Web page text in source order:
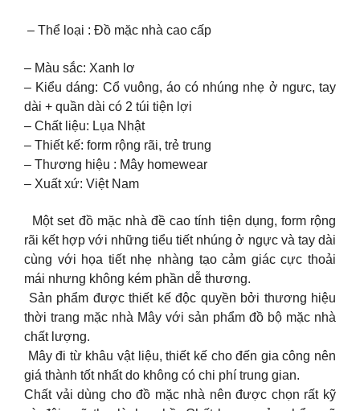
– Thể loại : Đồ mặc nhà cao cấp
– Màu sắc: Xanh lơ
– Kiểu dáng: Cổ vuông, áo có nhúng nhẹ ở ngưc, tay
dài + quần dài có 2 túi tiện lợi
– Chất liệu: Lụa Nhật
– Thiết kế: form rộng rãi, trẻ trung
– Thương hiệu : Mây homewear
– Xuất xứ: Việt Nam
Một set đồ mặc nhà đề cao tính tiện dụng, form rộng
rãi kết hợp với những tiểu tiết nhúng ở ngực và tay dài
cùng với họa tiết nhẹ nhàng tạo cảm giác cực thoải
mái nhưng không kém phần dễ thương.
Sản phẩm được thiết kế độc quyền bởi thương hiệu
thời trang mặc nhà Mây với sản phẩm đồ bộ mặc nhà
chất lượng.
Mây đi từ khâu vật liệu, thiết kế cho đến gia công nên
giá thành tốt nhất do không có chi phí trung gian.
Chất vải dùng cho đồ mặc nhà nên được chọn rất kỹ